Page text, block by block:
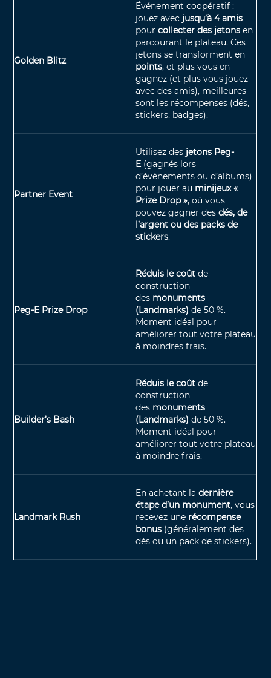
Golden Blitz
Événement coopératif :
jouez avec jusqu’à 4 amis
pourcollecter des jetons en
parcourant le plateau. Ces
jetons se transforment en
points, et plus vous en
gagnez (et plus vous jouez
avec des amis), meilleures
sont les récompenses (dés,
stickers, badges).
Partner Event
Utilisez des jetons Peg-
E (gagnés lors
d’événements ou d’albums)
pour jouer au minijeux «
Prize Drop », où vous
pouvez gagner desdés, de
l’argent ou des packs de
stickers.
Peg-E Prize Drop
Réduis le coût de
construction
des monuments
(Landmarks) de 50 %.
Moment idéal pour
améliorer tout votre plateau
à moindres frais.
Builder’s Bash
Réduis le coût de
construction
des monuments
(Landmarks) de 50 %.
Moment idéal pour
améliorer tout votre plateau
à moindre frais.
Landmark Rush
En achetant ladernière
étape d’un monument, vous
recevez une récompense
bonus (généralement des
dés ou un pack de stickers).